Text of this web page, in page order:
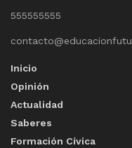
555555555
Inicio
Opinión
Actualidad
Saberes
Formación Cívica